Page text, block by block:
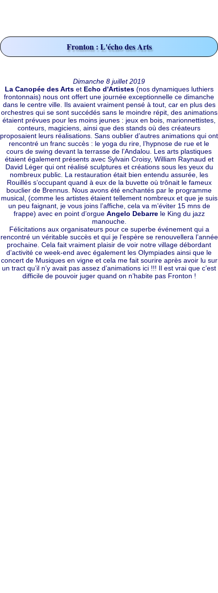
Fronton : L'écho des Arts
Dimanche 8 juillet 2019
La Canopée des Artset Echo d'Artistes(nos dynamiques luthiers
frontonnais) nous ont offert une journée exceptionnelle ce dimanche
dans le centre ville. Ils avaient vraiment pensé à tout, car en plus des
orchestres qui se sont succédés sans le moindre répit, des animations
étaient prévues pour les moins jeunes : jeux en bois, marionnettistes,
conteurs, magiciens, ainsi que des stands où des créateurs
proposaient leurs réalisations. Sans oublier d’autres animations qui ont
rencontré un franc succès : le yoga du rire, l’hypnose de rue et le
cours de swing devant la terrasse de l’Andalou. Les arts plastiques
étaient également présents avec Sylvain Croisy, William Raynaud et
David Léger qui ont réalisé sculptures et créations sous les yeux du
nombreux public. La restauration était bien entendu assurée, les
Rouillés s’occupant quand à eux de la buvette où trônait le fameux
bouclier de Brennus. Nous avons été enchantés par le programme
musical, (comme les artistes étaient tellement nombreux et que je suis
un peu faignant, je vous joins l’affiche, cela va m’éviter 15 mns de
frappe) avec en point d’orgue Angelo Debarrele King du jazz
manouche.
Félicitations aux organisateurs pour ce superbe événement qui a
rencontré un véritable succès et qui je l’espère se renouvellera l’année
prochaine. Cela fait vraiment plaisir de voir notre village débordant
d’activité ce week-end avec également les Olympiades ainsi que le
concert de Musiques en vigne et cela me fait sourire après avoir lu sur
un tract qu’il n’y avait pas assez d’animations ici !!! Il est vrai que c’est
difficile de pouvoir juger quand on n’habite pas Fronton !